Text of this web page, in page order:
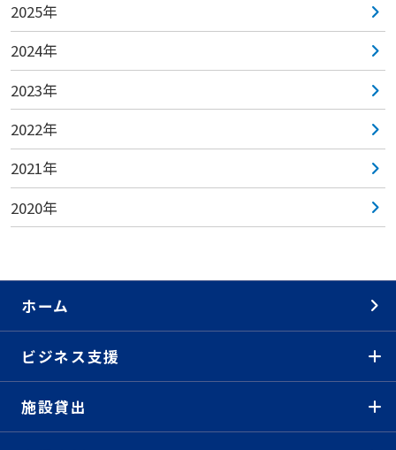
2025年
2024年
2023年
2022年
2021年
2020年
ホーム
ビジネス支援
施設貸出